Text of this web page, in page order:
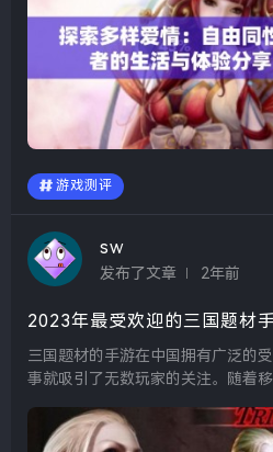
游戏测评
sw
发布了文章 2年前
2023年最受欢迎的三国题材
三国题材的手游在中国拥有广泛的
事就吸引了无数玩家的关注。随着
年已然过去，我们为大家整理了今